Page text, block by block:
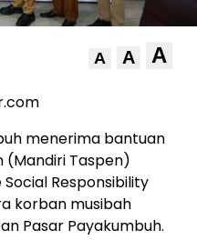
A A A
menerima bantuan
(Mandiri Taspen)
Responsibility
korban musibah
Pasar Payakumbuh.